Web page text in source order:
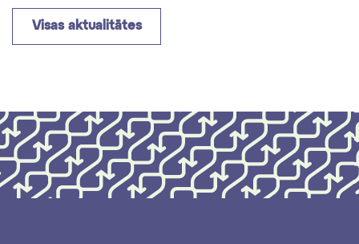
Visas aktualitātes